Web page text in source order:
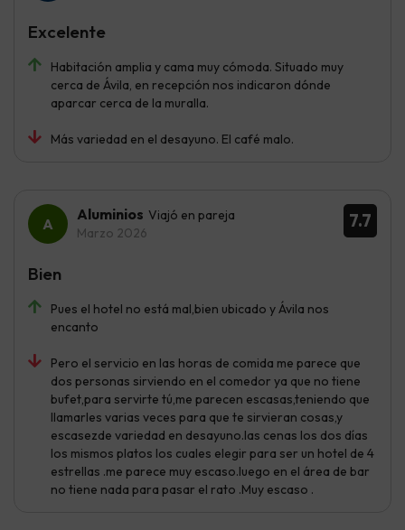
Habitación amplia y cama muy cómoda. Situado muy
cerca de Ávila, en recepción nos indicaron dónde
aparcar cerca de la muralla.
Más variedad en el desayuno. El café malo.
Excelente
7.7
Aluminios Viajó en pareja
Marzo 2026
Pues el hotel no está mal,bien ubicado y Ávila nos
encanto
Pero el servicio en las horas de comida me parece que
dos personas sirviendo en el comedor ya que no tiene
bufet,para servirte tú,me parecen escasas,teniendo que
llamarles varias veces para que te sirvieran cosas,y
escasezde variedad en desayuno.las cenas los dos días
los mismos platos los cuales elegir para ser un hotel de 4
estrellas .me parece muy escaso.luego en el área de bar
no tiene nada para pasar el rato .Muy escaso .
Bien